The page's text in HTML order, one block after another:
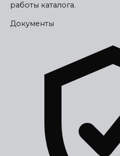
работы каталога.
Документы